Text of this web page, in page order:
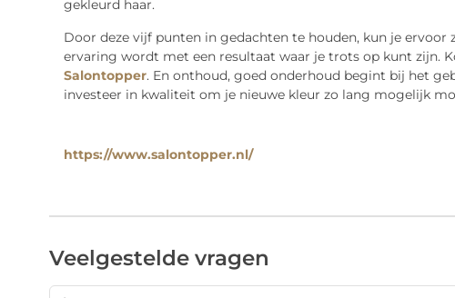
gekleurd haar.
Door deze vijf punten in gedachten te houden, kun je ervoor
ervaring wordt met een resultaat waar je trots op kunt zijn.
Salontopper. En onthoud, goed onderhoud begint bij het
investeer in kwaliteit om je nieuwe kleur zo lang mogelijk
https://www.salontopper.nl/
Veelgestelde vragen